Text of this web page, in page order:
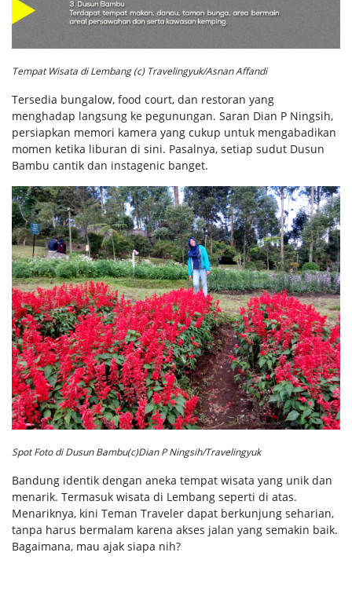
Tempat Wisata di Lembang (c) Travelingyuk/Asnan Affandi
Tersedia bungalow, food court, dan restoran yang
menghadap langsung ke pegunungan. Saran Dian P Ningsih,
persiapkan memori kamera yang cukup untuk mengabadikan
momen ketika liburan di sini. Pasalnya, setiap sudut Dusun
Bambu cantik dan instagenic banget.
Spot Foto di Dusun Bambu(c)Dian P Ningsih/Travelingyuk
Bandung identik dengan aneka tempat wisata yang unik dan
menarik. Termasuk wisata di Lembang seperti di atas.
Menariknya, kini Teman Traveler dapat berkunjung seharian,
tanpa harus bermalam karena akses jalan yang semakin baik.
Bagaimana, mau ajak siapa nih?